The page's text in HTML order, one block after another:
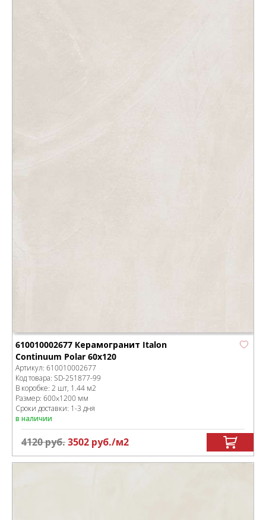
610010002677 Керамогранит Italon
Continuum Polar 60x120
Артикул: 610010002677
Код товара: SD-251877-99
В коробке: 2 шт, 1.44 м2
Размер: 600x1200 мм
Сроки доставки: 1-3 дня
в наличии
4120руб.3502 руб./м2